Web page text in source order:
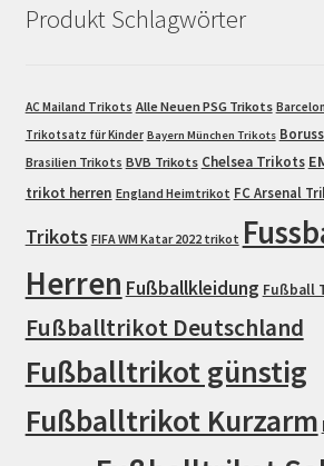
Produkt Schlagwörter
AC Mailand Trikots Alle Neuen PSG Trikots
Trikotsatz für Kinder Bayern München Trikots
Brasilien Trikots BVB Trikots Chelsea Trikots
trikot herren England Heimtrikot FC Arsenal
Trikots FIFA WM Katar 2022 trikot
Herren Fußballkleidung Fußball
Fußballtrikot Deutschland
Fußballtrikot günstig
Fußballtrikot Kurzarm